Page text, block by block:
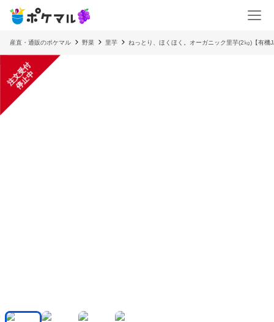
産直・通販のポケマル 野菜 里芋 ねっとり、ほくほく。オーガニック里芋(2㎏)【有機
注
文
受
付
停
止
中